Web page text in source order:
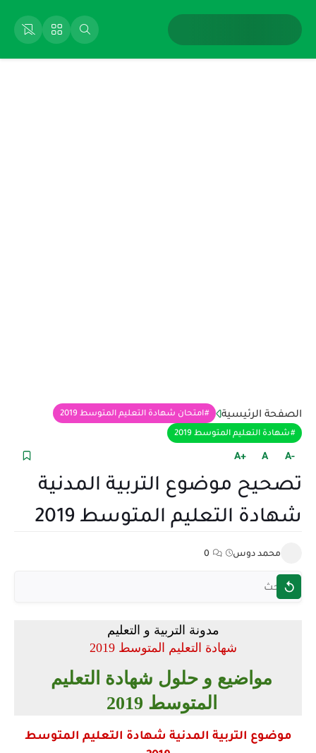
الصفحة الرئيسية امتحان شهادة التعليم المتوسط 2019
شهادة التعليم المتوسط 2019
+A A -A
تصحيح موضوع التربية المدنية
شهادة التعليم المتوسط 2019
محمد دوس 0
مدونة التربية و التعليم
شهادة التعليم المتوسط 2019
مواضيع و حلول شهادة التعليم
المتوسط 2019
موضوع التربية المدنية شهادة التعليم المتوسط